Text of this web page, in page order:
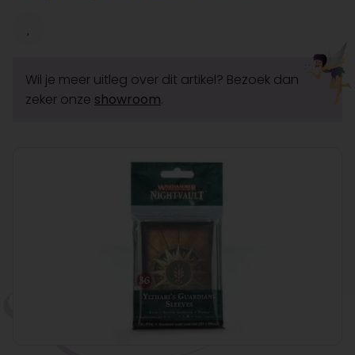
Wil je meer uitleg over dit artikel? Bezoek dan
zeker onze showroom.